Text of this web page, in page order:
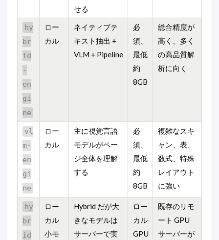
せる
hy
br
id
-
en
gi
ne
ロー
カル
ネイティブテ
キスト抽出 +
VLM + Pipeline
必
須、
最低
約
8GB
総合精度が
高く、多く
の高品質解
析に向く
vl
m-
en
gi
ne
ロー
カル
主に視覚言語
モデルがペー
ジ全体を理解
する
必
須、
最低
約
8GB
複雑なスキ
ャン、表、
数式、特殊
レイアウト
に強い
hy
br
id
ロー
カル
小モ
Hybrid だが大
きなモデルは
サーバーで実
ロー
カル
GPU
既存のリモ
ート GPU
サーバーが